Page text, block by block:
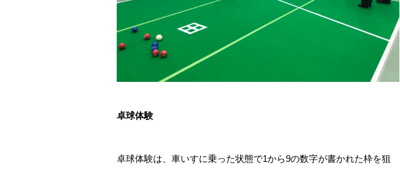
卓球体験
卓球体験は、車いすに乗った状態で1から9の数字が書かれた枠を狙